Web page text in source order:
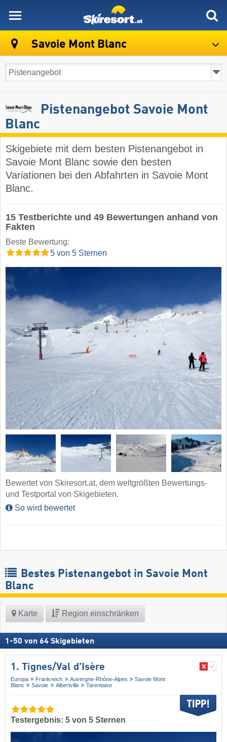
Savoie Mont Blanc
Pistenangebot Savoie Mont
Blanc
Skigebiete mit dem besten Pistenangebot in
Savoie Mont Blanc sowie den besten
Variationen bei den Abfahrten in Savoie Mont
Blanc.
15 Testberichte und 49 Bewertungen anhand von
Fakten
Beste Bewertung:
5 von 5 Sternen
Bewertet von Skiresort.at, dem weltgrößten Bewertungs-
und Testportal von Skigebieten.
So wird bewertet
Bestes Pistenangebot in Savoie Mont
Blanc
Karte Region einschränken
1 -50 von 64 Skigebieten
1. Tignes/​Val d'Isère
Europa Frankreich Auvergne-Rhône-Alpes
Savoie Mont
Blanc
Savoie Albertville Tarentaise
Testergebnis: 5 von 5 Sternen